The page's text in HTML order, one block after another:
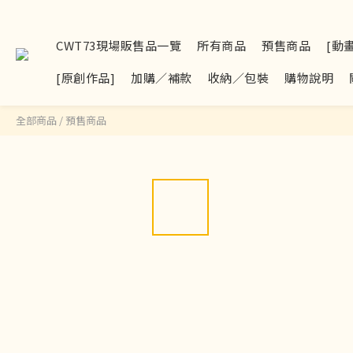
CWT73現場販售品一覽 所有商品 預售商品
[動
[原創作品]
加購／補款 收納／包裝 購物說明
全部商品 / 預售商品